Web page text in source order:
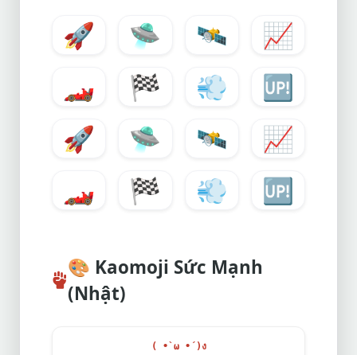
🚀 🛸 🛰️
📈
🏎️
🏁 💨
🆙
🚀
🛸 🛰️
📈
🏎️
🏁 💨 🆙
🎨 Kaomoji Sức Mạnh
(Nhật)
( •̀ ω •́ )ง